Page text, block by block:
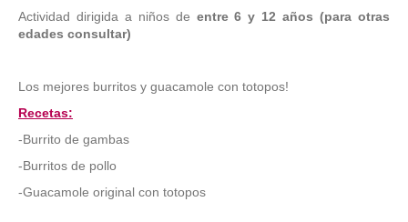
Actividad dirigida a niños de entre 6 y 12 años (para otras
edades consultar)
Los mejores burritos y guacamole con totopos!
Recetas:
-Burrito de gambas
-Burritos de pollo
-Guacamole original con totopos